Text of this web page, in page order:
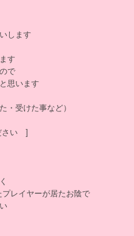
します
す
で
思います
受けた事など）
さい ]
レイヤーが居たお陰で